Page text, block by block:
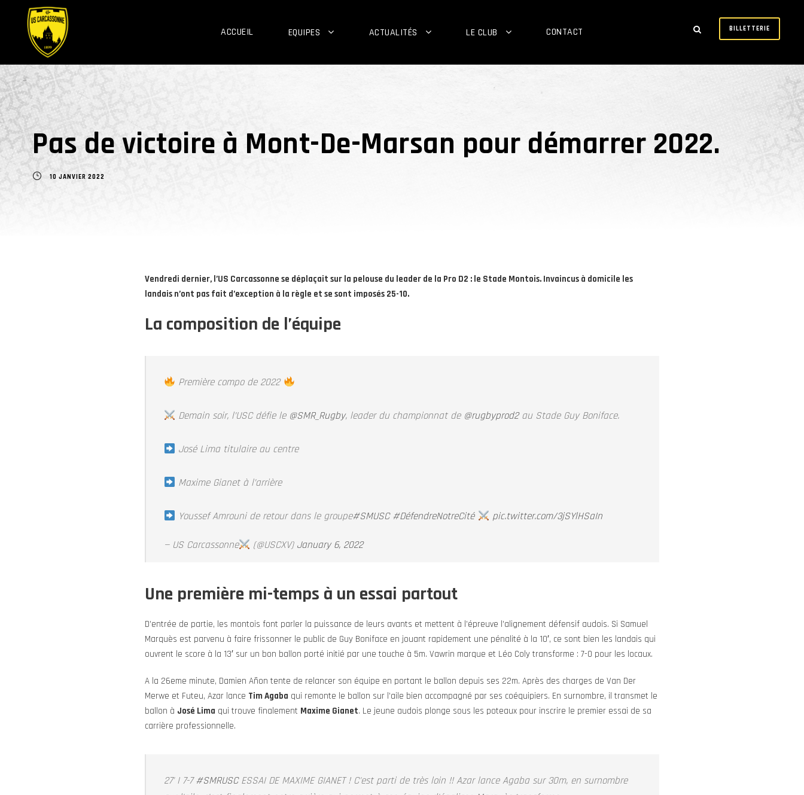
ACCUEIL EQUIPES ACTUALITÉS LE CLUB CONTACT BILLETTERIE
Pas de victoire à Mont-De-Marsan pour démarrer 2022.
10 JANVIER 2022
Vendredi dernier, l’US Carcassonne se déplaçait sur la pelouse du leader de la Pro D2 : le Stade Montois. Invaincus à domicile les
landais n’ont pas fait d’exception à la règle et se sont imposés 25-10.
La composition de l’équipe
Première compo de 2022
Demain soir, l’USC défie le @SMR_Rugby, leader du championnat de @rugbyprod2au Stade Guy Boniface.
José Lima titulaire au centre
Maxime Gianet à l’arrière
Youssef Amrouni de retour dans le groupe#SMUSC #DéfendreNotreCité pic.twitter.com/3jSYlHSaIn
— US Carcassonne (@USCXV) January 6, 2022
Une première mi-temps à un essai partout
D’entrée de partie, les montois font parler la puissance de leurs avants et mettent à l’épreuve l’alignement défensif audois. Si Samuel
Marquès est parvenu à faire frissonner le public de Guy Boniface en jouant rapidement une pénalité à la 10′, ce sont bien les landais qui
ouvrent le score à la 13′ sur un bon ballon porté initié par une touche à 5m. Vawrin marque et Léo Coly transforme : 7-0 pour les locaux.
A la 26eme minute, Damien Añon tente de relancer son équipe en portant le ballon depuis ses 22m. Après des charges de Van Der
Merwe et Futeu, Azar lance Tim Agaba qui remonte le ballon sur l’aile bien accompagné par ses coéquipiers. En surnombre, il transmet le
ballon à José Lima qui trouve finalement Maxime Gianet. Le jeune audois plonge sous les poteaux pour inscrire le premier essai de sa
carrière professionnelle.
27' I 7-7#SMRUSCESSAI DE MAXIME GIANET ! C'est parti de très loin !! Azar lance Agaba sur 30m, en surnombre